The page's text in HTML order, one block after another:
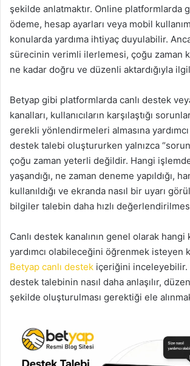
şekilde anlatmaktır. Online platformlarda
ödeme, hesap ayarları veya mobil
konularda yardıma ihtiyaç duyulabilir.
sürecinin verimli ilerlemesi, çoğu zaman
ne kadar doğru ve düzenli aktardığıyla
Betyap gibi platformlarda canlı destek
kanalları, kullanıcıların karşılaştığı
gerekli yönlendirmeleri almasına
destek talebi oluştururken yalnızca
çoğu zaman yeterli değildir. Hangi
yaşandığı, ne zaman deneme yapıldığı,
kullanıldığı ve ekranda nasıl bir uyarı
bilgiler talebin daha hızlı
Canlı destek kanalının genel olarak hangi
yardımcı olabileceğini öğrenmek isteyen
Betyap canlı destek içeriğini inceleyebilir.
destek talebinin nasıl daha anlaşılır,
şekilde oluşturulması gerektiği ele